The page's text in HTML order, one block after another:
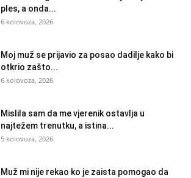
ples, a onda...
6 kolovoza, 2026
Moj muž se prijavio za posao dadilje kako bi
otkrio zašto...
6 kolovoza, 2026
Mislila sam da me vjerenik ostavlja u
najtežem trenutku, a istina...
5 kolovoza, 2026
Muž mi nije rekao ko je zaista pomogao da